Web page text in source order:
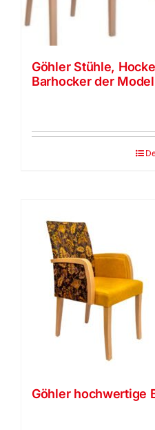
Göhler Stühle,
Barhocker der
Göhler hochwertige